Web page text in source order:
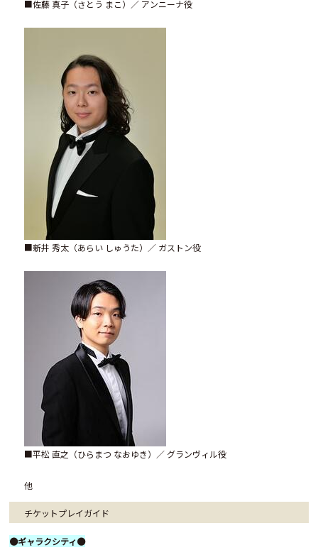
■佐藤 真子（さとう まこ）／ アンニーナ役
■新井 秀太（あらい しゅうた）／ ガストン役
■平松 直之（ひらまつ なおゆき）／ グランヴィル役
他
チケットプレイガイド
●ギャラクシティ●